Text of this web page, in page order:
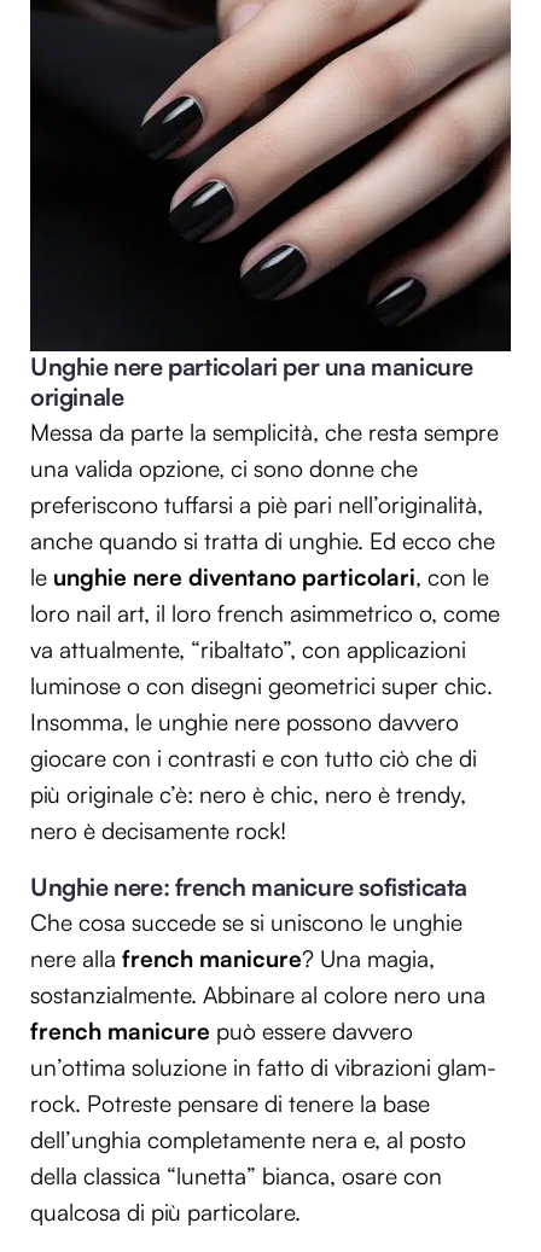
Unghie nere particolari per una manicure
originale
Messa da parte la semplicità, che resta sempre
una valida opzione, ci sono donne che
preferiscono tuffarsi a piè pari nell’originalità,
anche quando si tratta di unghie. Ed ecco che
le unghie nere diventano particolari, con le
loro nail art, il loro french asimmetrico o, come
va attualmente, “ribaltato”, con applicazioni
luminose o con disegni geometrici super chic.
Insomma, le unghie nere possono davvero
giocare con i contrasti e con tutto ciò che di
più originale c’è: nero è chic, nero è trendy,
nero è decisamente rock!
Unghie nere: french manicure sofisticata
Che cosa succede se si uniscono le unghie
nere alla french manicure? Una magia,
sostanzialmente. Abbinare al colore nero una
french manicure può essere davvero
un’ottima soluzione in fatto di vibrazioni glam-
rock. Potreste pensare di tenere la base
dell’unghia completamente nera e, al posto
della classica “lunetta” bianca, osare con
qualcosa di più particolare.